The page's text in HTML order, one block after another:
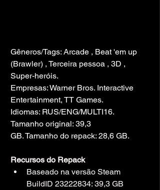
Gêneros/Tags: Arcade , Beat 'em up
(Brawler) , Terceira pessoa , 3D ,
Super-heróis.
Empresas: Warner Bros. Interactive
Entertainment, TT Games.
Idiomas: RUS/ENG/MULTI16.
Tamanho original: 39,3
GB. Tamanho do repack: 28,6 GB.
Recursos do Repack
Baseado na versão Steam
BuildID 23222834: 39,3 GB